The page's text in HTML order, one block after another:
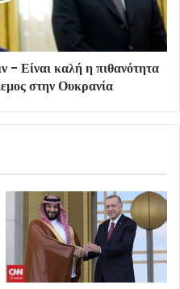
- Είναι καλή η πιθανότητα
στην Ουκρανία